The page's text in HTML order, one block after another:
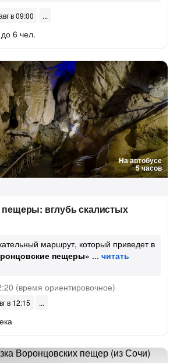
в 09:00
6 чел.
На автобусе
5 часов
вглубь скалистых
маршрут, который приведет в
пещеры»
(время ориентировочное)
в 12:15